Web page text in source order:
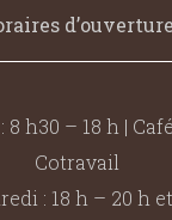
d’ouverture
h30 – 18 h |
Cotravail
: 18 h – 20 h